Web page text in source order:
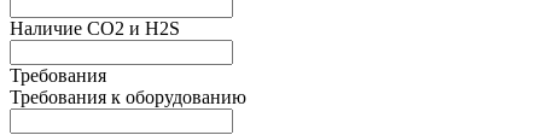
Наличие СО2 и H2S
Требования
Требования к оборудованию